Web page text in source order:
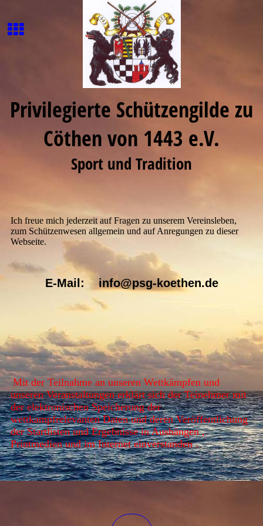
Privilegierte Schützengilde zu
Cöthen von 1443 e.V.
Sport und Tradition
Ich freue mich jederzeit auf Fragen zu unserem Vereinsleben,
zum Schützenwesen allgemein und auf Anregungen zu dieser
Webseite.
E-Mail: info@psg-koethen.de
Mit der Teilnahme an unseren Wettkämpfen und
unseren Veranstaltungen erklärt sich der Teinehmer mit
der elektronischen Speicherung der
wettkampfrelevanten Daten und deren Veröffentlichung
der Startlisten und Ergebnisse in Aushängen ,
Printmedien und im Internet einverstanden .